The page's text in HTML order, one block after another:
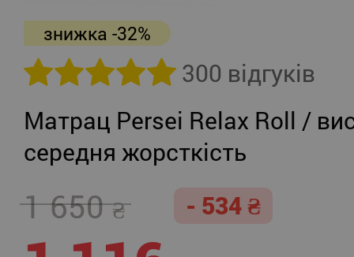
знижка -32%
300 відгуків
Матрац Persei Relax Roll /
середня жорсткість
1 650 - 534